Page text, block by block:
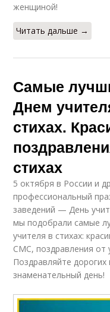
женщиной!
Читать дальше →
Самые
Днем
стихах.
стихах
5 октября в России и
профессиональный
заведений — День
мы подобрали самые
учителя в стихах:
СМС, поздравления от
Поздравляйте дорогих
знаменательный день!